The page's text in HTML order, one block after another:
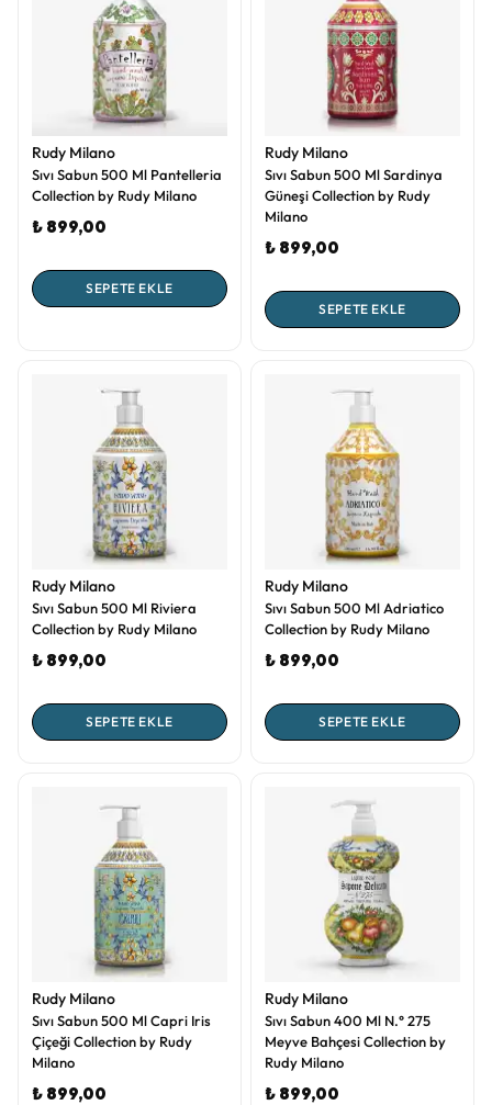
Rudy Milano
Sıvı Sabun 500 Ml Pantelleria
Collection by Rudy Milano
₺ 899,00
SEPETE EKLE
Rudy Milano
Sıvı Sabun 500 Ml Sardinya
Güneşi Collection by Rudy
Milano
₺ 899,00
SEPETE EKLE
Rudy Milano
Sıvı Sabun 500 Ml Riviera
Collection by Rudy Milano
₺ 899,00
SEPETE EKLE
Rudy Milano
Sıvı Sabun 500 Ml Adriatico
Collection by Rudy Milano
₺ 899,00
SEPETE EKLE
Rudy Milano
Sıvı Sabun 500 Ml Capri Iris
Çiçeği Collection by Rudy
Milano
₺ 899,00
Rudy Milano
Sıvı Sabun 400 Ml N.° 275
Meyve Bahçesi Collection by
Rudy Milano
₺ 899,00